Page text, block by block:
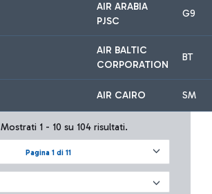
AIR ARABIA
PJSC
G9
AIR BALTIC
CORPORATION
BT
AIR CAIRO SM
Pagina 1 di 11
Mostrati 1 - 10 su 104 risultati.